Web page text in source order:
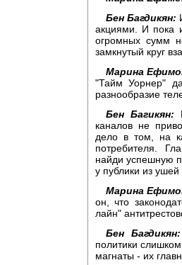
Бен Багдикян:
акциями. И пока
огромных сумм
замкнутый круг
Марина
"Тайм Уорнер"
разнообразие
Бен Багикян:
каналов не
дело в том, на
потребителя.
найди успешную
у публики из
Марина
он, что
лайн"
Бен Багдикян:
политики
магнаты - их